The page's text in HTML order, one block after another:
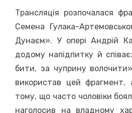
Трансляція розпочалася
Семена Гулака-
Дунаєм». У опері Андрій
додому напідпитку й
бити, за чуприну
використав цей фрагмент,
тому, що часто чоловіки
наголосив на владному